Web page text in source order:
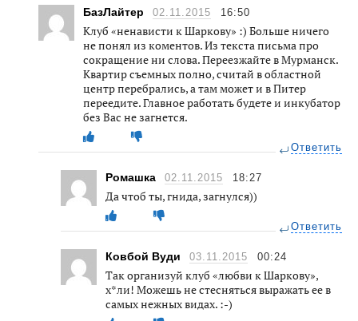
БазЛайтер 02.11.2015 16:50
Клуб «ненависти к Шаркову» :) Больше ничего
не понял из коментов. Из текста письма про
сокращение ни слова. Переезжайте в Мурманск.
Квартир съемных полно, считай в областной
центр перебрались, а там может и в Питер
переедите. Главное работать будете и инкубатор
без Вас не загнется.
Ответить
Ромашка 02.11.2015 18:27
Да чтоб ты, гнида, загнулся))
Ответить
Ковбой Вуди 03.11.2015 00:24
Так организуй клуб «любви к Шаркову»,
х*ли! Можешь не стесняться выражать ее в
самых нежных видах. :-)